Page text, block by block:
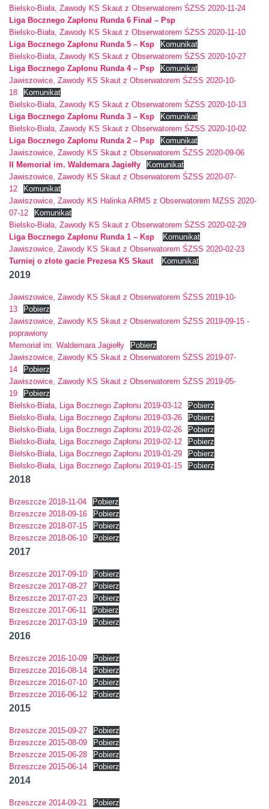
Bielsko-Biała, Zawody KS Skaut z Obserwatorem ŚZSS 2020-11-24
Liga Bocznego Zapłonu Runda 6 Finał – Psp
Bielsko-Biała, Zawody KS Skaut z Obserwatorem ŚZSS 2020-11-10
Liga Bocznego Zapłonu Runda 5 – Ksp
Komunikat
Bielsko-Biała, Zawody KS Skaut z Obserwatorem ŚZSS 2020-10-27
Liga Bocznego Zapłonu Runda 4 – Psp
Komunikat
Jawiszowice, Zawody KS Skaut z Obserwatorem ŚZSS 2020-10-
18
Komunikat
Bielsko-Biała, Zawody KS Skaut z Obserwatorem ŚZSS 2020-10-13
Liga Bocznego Zapłonu Runda 3 – Ksp
Komunikat
Bielsko-Biała, Zawody KS Skaut z Obserwatorem ŚZSS 2020-10-02
Liga Bocznego Zapłonu Runda 2 – Psp
Komunikat
Jawiszowice, Zawody KS Skaut z Obserwatorem ŚZSS 2020-09-06
II Memoriał im. Waldemara Jagiełły
Komunikat
Jawiszowice, Zawody KS Skaut z Obserwatorem ŚZSS 2020-07-
12
Komunikat
Jawiszowice, Zawody KS Halinka ARMS z Obserwatorem MZSS 2020-
07-12
Komunikat
Bielsko-Biała, Zawody KS Skaut z Obserwatorem ŚZSS 2020-02-29
Liga Bocznego Zapłonu Runda 1 – Ksp
Komunikat
Jawiszowice, Zawody KS Skaut z Obserwatorem ŚZSS 2020-02-23
Turniej o złote gacie Prezesa KS Skaut
Komunikat
2019
Jawiszowice, Zawody KS Skaut z Obserwatorem ŚZSS 2019-10-
13
Pobierz
Jawiszowice, Zawody KS Skaut z Obserwatorem ŚZSS 2019-09-15 -
poprawiony
Memoriał im. Waldemara Jagiełły
Pobierz
Jawiszowice, Zawody KS Skaut z Obserwatorem ŚZSS 2019-07-
14
Pobierz
Jawiszowice, Zawody KS Skaut z Obserwatorem ŚZSS 2019-05-
19
Pobierz
Bielsko-Biała, Liga Bocznego Zapłonu 2019-03-12
Pobierz
Bielsko-Biała, Liga Bocznego Zapłonu 2019-03-26
Pobierz
Bielsko-Biała, Liga Bocznego Zapłonu 2019-02-26
Pobierz
Bielsko-Biała, Liga Bocznego Zapłonu 2019-02-12
Pobierz
Bielsko-Biała, Liga Bocznego Zapłonu 2019-01-29
Pobierz
Bielsko-Biała, Liga Bocznego Zapłonu 2019-01-15
Pobierz
2018
Brzeszcze 2018-11-04
Pobierz
Brzeszcze 2018-09-16
Pobierz
Brzeszcze 2018-07-15
Pobierz
Brzeszcze 2018-06-10
Pobierz
2017
Brzeszcze 2017-09-10
Pobierz
Brzeszcze 2017-08-27
Pobierz
Brzeszcze 2017-07-23
Pobierz
Brzeszcze 2017-06-11
Pobierz
Brzeszcze 2017-03-19
Pobierz
2016
Brzeszcze 2016-10-09
Pobierz
Brzeszcze 2016-08-14
Pobierz
Brzeszcze 2016-07-10
Pobierz
Brzeszcze 2016-06-12
Pobierz
2015
Brzeszcze 2015-09-27
Pobierz
Brzeszcze 2015-08-09
Pobierz
Brzeszcze 2015-06-28
Pobierz
Brzeszcze 2015-06-14
Pobierz
2014
Brzeszcze 2014-09-21 Pobierz